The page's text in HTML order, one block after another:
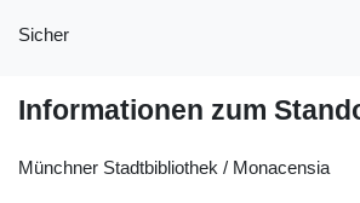
Sicher
Informationen zum
Münchner Stadtbibliothek / Monacensia